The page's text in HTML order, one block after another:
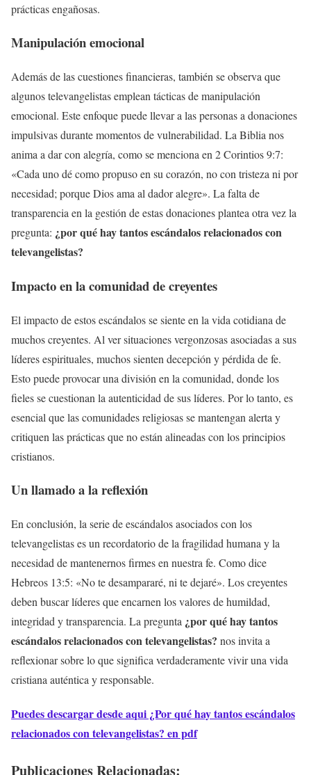
prácticas engañosas.
Manipulación emocional
Además de las cuestiones financieras, también se observa que
algunos televangelistas emplean tácticas de manipulación
emocional. Este enfoque puede llevar a las personas a donaciones
impulsivas durante momentos de vulnerabilidad. La Biblia nos
anima a dar con alegría, como se menciona en 2 Corintios 9:7:
«Cada uno dé como propuso en su corazón, no con tristeza ni por
necesidad; porque Dios ama al dador alegre». La falta de
transparencia en la gestión de estas donaciones plantea otra vez la
pregunta: ¿por qué hay tantos escándalos relacionados con
televangelistas?
Impacto en la comunidad de creyentes
El impacto de estos escándalos se siente en la vida cotidiana de
muchos creyentes. Al ver situaciones vergonzosas asociadas a sus
líderes espirituales, muchos sienten decepción y pérdida de fe.
Esto puede provocar una división en la comunidad, donde los
fieles se cuestionan la autenticidad de sus líderes. Por lo tanto, es
esencial que las comunidades religiosas se mantengan alerta y
critiquen las prácticas que no están alineadas con los principios
cristianos.
Un llamado a la reflexión
En conclusión, la serie de escándalos asociados con los
televangelistas es un recordatorio de la fragilidad humana y la
necesidad de mantenernos firmes en nuestra fe. Como dice
Hebreos 13:5: «No te desampararé, ni te dejaré». Los creyentes
deben buscar líderes que encarnen los valores de humildad,
integridad y transparencia. La pregunta ¿por qué hay tantos
escándalos relacionados con televangelistas? nos invita a
reflexionar sobre lo que significa verdaderamente vivir una vida
cristiana auténtica y responsable.
Puedes descargar desde aqui ¿Por qué hay tantos escándalos
relacionados con televangelistas? en pdf
Publicaciones Relacionadas: